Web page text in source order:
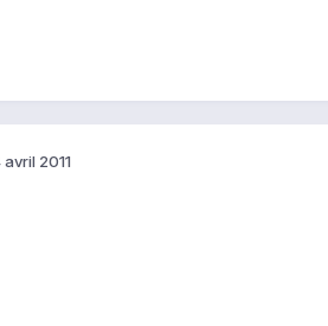
avril 2011